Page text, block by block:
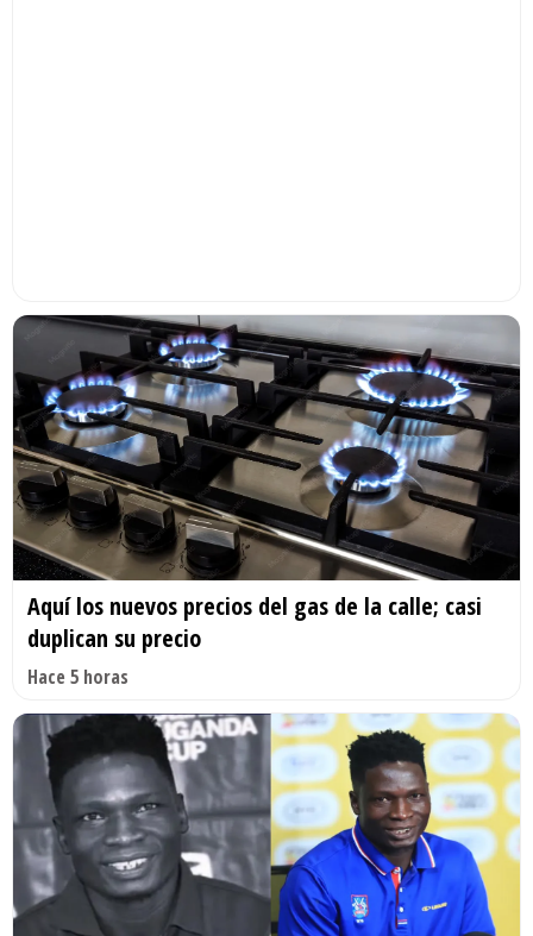
Aquí los nuevos precios del gas de la calle; casi
duplican su precio
Hace 5 horas